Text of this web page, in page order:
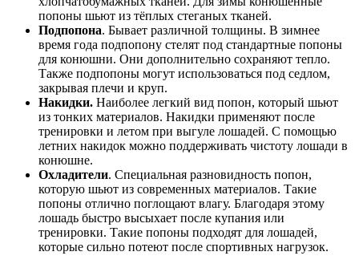
попоны шьют из тёплых стеганых тканей.
Подпопона. Бывает различной толщины. В зимнее
время года подпопону стелят под стандартные попоны
для конюшни. Они дополнительно сохраняют тепло.
Также подпопоны могут использоваться под седлом,
закрывая плечи и круп.
Накидки. Наиболее легкий вид попон, который шьют
из тонких материалов. Накидки применяют после
тренировки и летом при выгуле лошадей. С помощью
летних накидок можно поддерживать чистоту лошади в
конюшне.
Охладители. Специальная разновидность попон,
которую шьют из современных материалов. Такие
попоны отлично поглощают влагу. Благодаря этому
лошадь быстро высыхает после купания или
тренировки. Такие попоны подходят для лошадей,
которые сильно потеют после спортивных нагрузок.